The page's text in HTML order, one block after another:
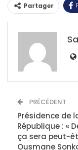
Partager
PRÉCÉDENT
Présidence de
République : «
ça sera peut-
Ousmane